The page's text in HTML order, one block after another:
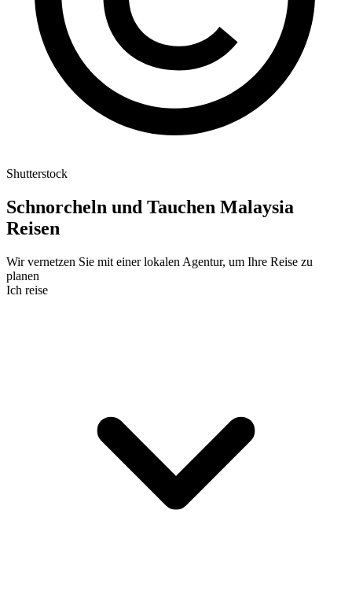
Shutterstock
Schnorcheln und Tauchen Malaysia
Reisen
Wir vernetzen Sie mit einer lokalen Agentur, um Ihre Reise zu
planen
Ich reise